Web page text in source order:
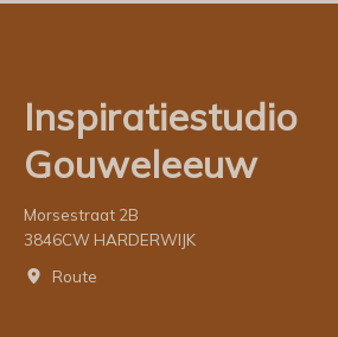
Inspiratiestudio
Gouweleeuw
Morsestraat 2B
3846CW HARDERWIJK
Route